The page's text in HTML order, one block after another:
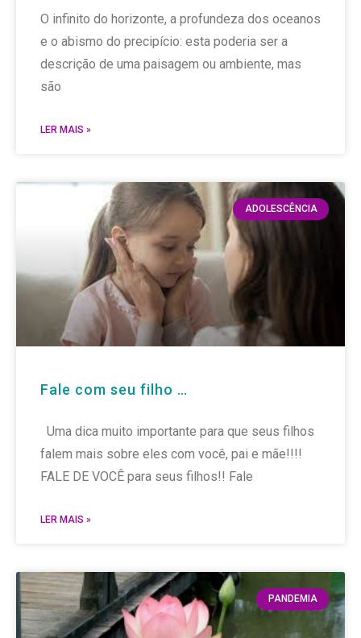
O infinito do horizonte, a profundeza dos oceanos
e o abismo do precipício: esta poderia ser a
descrição de uma paisagem ou ambiente, mas
são
LER MAIS »
ADOLESCÊNCIA
Fale com seu filho …
Uma dica muito importante para que seus filhos
falem mais sobre eles com você, pai e mãe!!!!
FALE DE VOCÊ para seus filhos!! Fale
LER MAIS »
PANDEMIA